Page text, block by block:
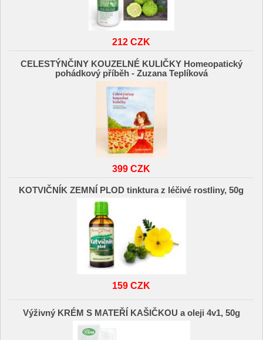
212 CZK
CELESTÝNČINY KOUZELNÉ KULIČKY Homeopatický
pohádkový příběh - Zuzana Teplíková
399 CZK
KOTVIČNÍK ZEMNÍ PLOD tinktura z léčivé rostliny, 50g
159 CZK
Výživný KRÉM S MATEŘÍ KAŠIČKOU a oleji 4v1, 50g